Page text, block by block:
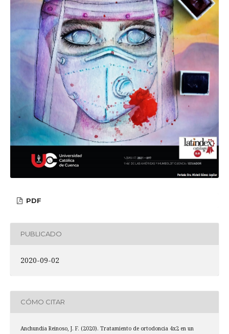
PDF
PUBLICADO
2020-09-02
CÓMO CITAR
Anchundia Reinoso, J. F. (2020). Tratamiento de ortodoncia 4x2 en un